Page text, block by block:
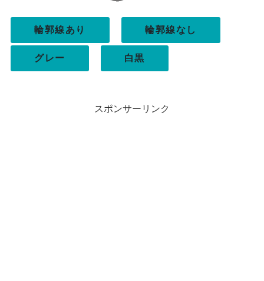
輪郭線あり 輪郭線なし
グレー 白黒
スポンサーリンク